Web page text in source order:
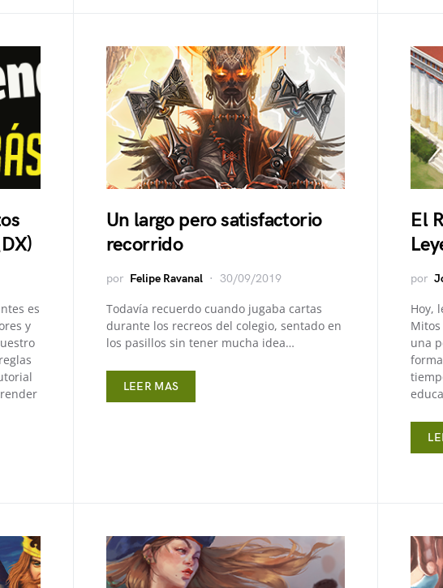
es
y
Un largo pero satisfactorio
recorrido
por Felipe Ravanal 30/09/2019
Todavía recuerdo cuando jugaba cartas
durante los recreos del colegio, sentado en
los pasillos sin tener mucha idea…
LEER MAS
El
por
Hoy,
una